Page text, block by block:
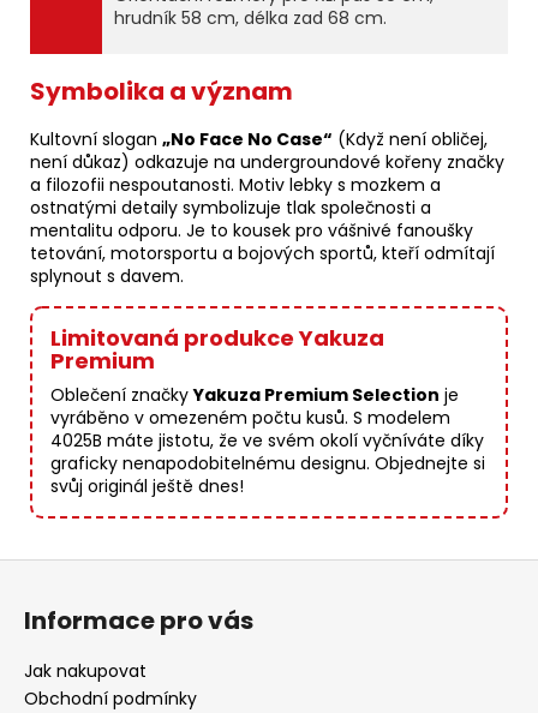
hrudník 58 cm, délka zad 68 cm.
Symbolika a význam
Kultovní slogan „No Face No Case“ (Když není obličej,
není důkaz) odkazuje na undergroundové kořeny značky
a filozofii nespoutanosti. Motiv lebky s mozkem a
ostnatými detaily symbolizuje tlak společnosti a
mentalitu odporu. Je to kousek pro vášnivé fanoušky
tetování, motorsportu a bojových sportů, kteří odmítají
splynout s davem.
Limitovaná produkce Yakuza
Premium
Oblečení značkyYakuza Premium Selection je
vyráběno v omezeném počtu kusů. S modelem
4025B máte jistotu, že ve svém okolí vyčníváte díky
graficky nenapodobitelnému designu. Objednejte si
svůj originál ještě dnes!
Informace pro vás
Jak nakupovat
Obchodní podmínky